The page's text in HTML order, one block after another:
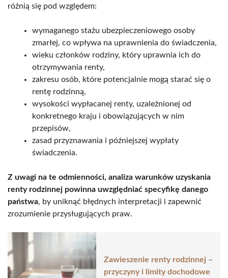
różnią się pod względem:
wymaganego stażu ubezpieczeniowego osoby
zmarłej, co wpływa na uprawnienia do świadczenia,
wieku członków rodziny, który uprawnia ich do
otrzymywania renty,
zakresu osób, które potencjalnie mogą starać się o
rentę rodzinną,
wysokości wypłacanej renty, uzależnionej od
konkretnego kraju i obowiązujących w nim
przepisów,
zasad przyznawania i późniejszej wypłaty
świadczenia.
Z uwagi na te odmienności, analiza warunków uzyskania
renty rodzinnej powinna uwzględniać specyfikę danego
państwa, by uniknąć błędnych interpretacji i zapewnić
zrozumienie przysługujących praw.
Zawieszenie renty rodzinnej –
przyczyny i limity dochodowe